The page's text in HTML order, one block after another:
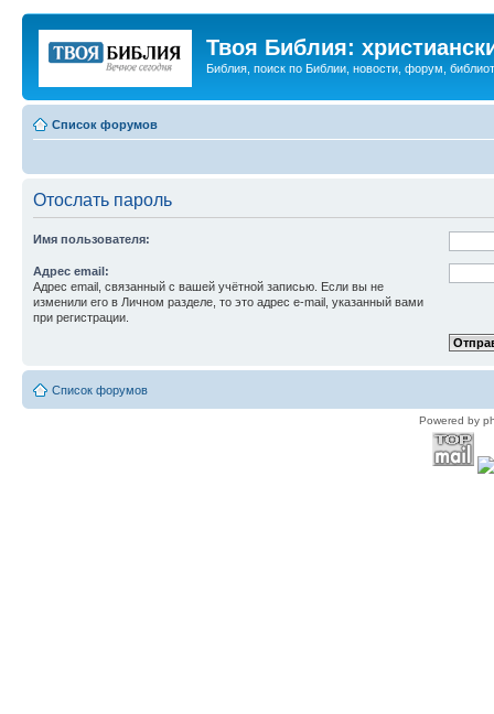
Твоя Библия:
Библия, поиск по Библии, новости, форум,
Список форумов
Отослать пароль
Имя пользователя:
Адрес email:
Адрес email, связанный с вашей учётной записью. Если вы не
изменили его в Личном разделе, то это адрес e-mail, указанный вами
при регистрации.
Список форумов
Powered by